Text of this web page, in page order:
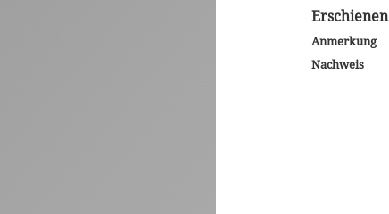
Erschienen
Anmerkung
Nachweis